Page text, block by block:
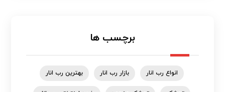
برچسب ها
انواع رب انار بازار رب انار بهترین رب انار